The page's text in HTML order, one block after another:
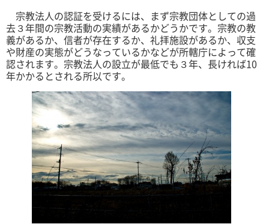
宗教法人の認証を受けるには、まず宗教団体としての過
去３年間の宗教活動の実績があるかどうかです。宗教の教
義があるか、信者が存在するか、礼拝施設があるか、収支
や財産の実態がどうなっているかなどが所轄庁によって確
認されます。宗教法人の設立が最低でも３年、長ければ10
年かかるとされる所以です。